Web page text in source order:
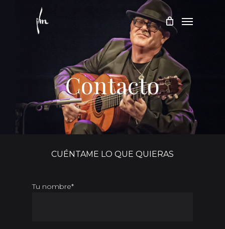
Menu
Contacto
CUÉNTAME LO QUE QUIERAS
Tu nombre*